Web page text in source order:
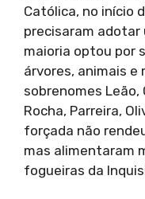
Católica, no início
precisaram adotar
maioria optou por
árvores, animais e
sobrenomes Leão,
Rocha, Parreira,
forçada não
mas alimentaram
fogueiras da